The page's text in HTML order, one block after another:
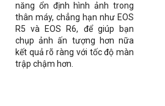
năng ổn định hình ảnh trong
thân máy, chẳng hạn như EOS
R5 và EOS R6, để giúp bạn
chụp ảnh ấn tượng hơn nữa
kết quả rõ ràng với tốc độ màn
trập chậm hơn.